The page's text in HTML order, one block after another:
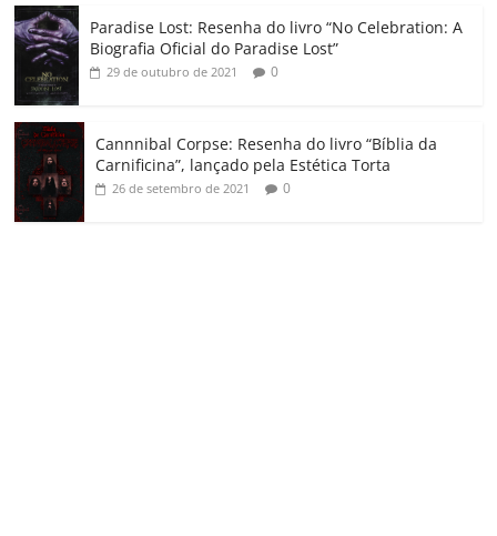
Paradise Lost: Resenha do livro “No Celebration: A
Biografia Oficial do Paradise Lost”
29 de outubro de 2021 0
Cannnibal Corpse: Resenha do livro “Bíblia da
Carnificina”, lançado pela Estética Torta
26 de setembro de 2021 0